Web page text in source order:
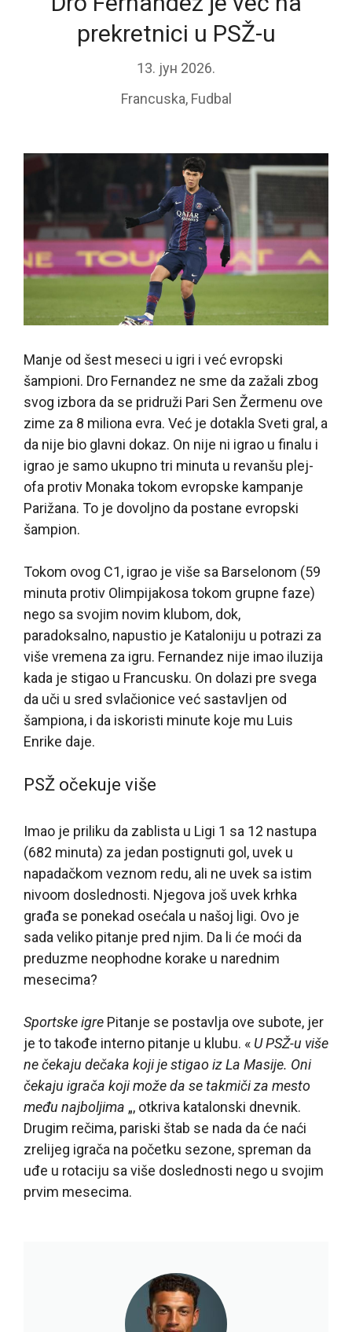
prekretnici u PSŽ-u
13. јун 2026.
Francuska, Fudbal
Manje od šest meseci u igri i već evropski
šampioni. Dro Fernandez ne sme da zažali zbog
svog izbora da se pridruži Pari Sen Žermenu ove
zime za 8 miliona evra. Već je dotakla Sveti gral, a
da nije bio glavni dokaz. On nije ni igrao u finalu i
igrao je samo ukupno tri minuta u revanšu plej-
ofa protiv Monaka tokom evropske kampanje
Parižana. To je dovoljno da postane evropski
šampion.
Tokom ovog C1, igrao je više sa Barselonom (59
minuta protiv Olimpijakosa tokom grupne faze)
nego sa svojim novim klubom, dok,
paradoksalno, napustio je Kataloniju u potrazi za
više vremena za igru. Fernandez nije imao iluzija
kada je stigao u Francusku. On dolazi pre svega
da uči u sred svlačionice već sastavljen od
šampiona, i da iskoristi minute koje mu Luis
Enrike daje.
PSŽ očekuje više
Imao je priliku da zablista u Ligi 1 sa 12 nastupa
(682 minuta) za jedan postignuti gol, uvek u
napadačkom veznom redu, ali ne uvek sa istim
nivoom doslednosti. Njegova još uvek krhka
građa se ponekad osećala u našoj ligi. Ovo je
sada veliko pitanje pred njim. Da li će moći da
preduzme neophodne korake u narednim
mesecima?
Sportske igre Pitanje se postavlja ove subote, jer
je to takođe interno pitanje u klubu. « U PSŽ-u više
ne čekaju dečaka koji je stigao iz La Masije. Oni
čekaju igrača koji može da se takmiči za mesto
među najboljima „, otkriva katalonski dnevnik.
Drugim rečima, pariski štab se nada da će naći
zrelijeg igrača na početku sezone, spreman da
uđe u rotaciju sa više doslednosti nego u svojim
prvim mesecima.